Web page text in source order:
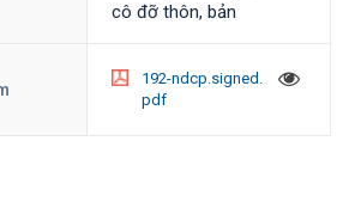
cô đỡ thôn, bản
192-ndcp.signed.
pdf